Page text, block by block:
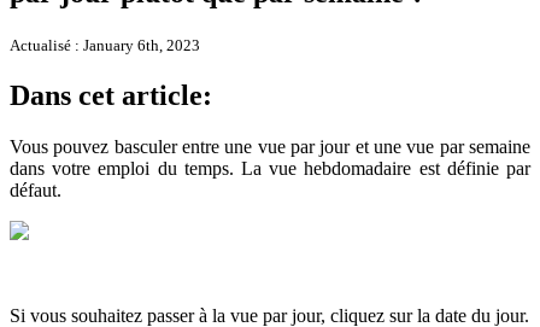
Actualisé : January 6th, 2023
Dans cet article:
Vous pouvez basculer entre une vue par jour et une vue par semaine
dans votre emploi du temps. La vue hebdomadaire est définie par
défaut.
Si vous souhaitez passer à la vue par jour, cliquez sur la date du jour.